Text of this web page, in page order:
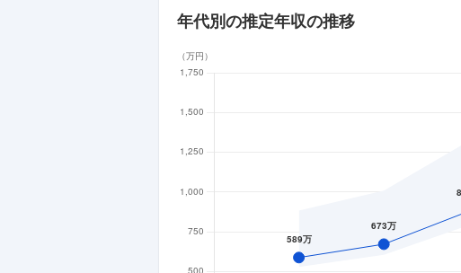
年代別の推定年収の推移
（万円）